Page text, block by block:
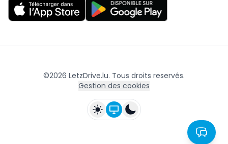
©2026 LetzDrive.lu. Tous droits reservés.
Gestion des cookies